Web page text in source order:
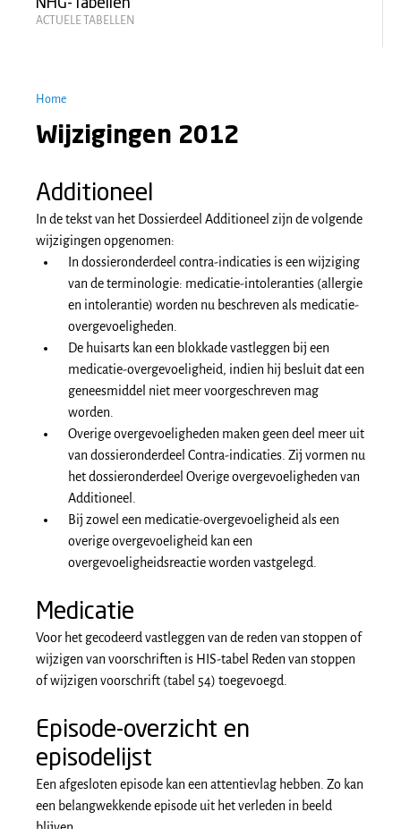
NHG-Tabellen
ACTUELE TABELLEN
Home
Wijzigingen 2012
Additioneel
In de tekst van het Dossierdeel Additioneel zijn de volgende
wijzigingen opgenomen:
In dossieronderdeel contra-indicaties is een wijziging
van de terminologie: medicatie-intoleranties (allergie
en intolerantie) worden nu beschreven als medicatie-
overgevoeligheden.
De huisarts kan een blokkade vastleggen bij een
medicatie-overgevoeligheid, indien hij besluit dat een
geneesmiddel niet meer voorgeschreven mag
worden.
Overige overgevoeligheden maken geen deel meer uit
van dossieronderdeel Contra-indicaties. Zij vormen nu
het dossieronderdeel Overige overgevoeligheden van
Additioneel.
Bij zowel een medicatie-overgevoeligheid als een
overige overgevoeligheid kan een
overgevoeligheidsreactie worden vastgelegd.
Medicatie
Voor het gecodeerd vastleggen van de reden van stoppen of
wijzigen van voorschriften is HIS-tabel Reden van stoppen
of wijzigen voorschrift (tabel 54) toegevoegd.
Episode-overzicht en
episodelijst
Een afgesloten episode kan een attentievlag hebben. Zo kan
een belangwekkende episode uit het verleden in beeld